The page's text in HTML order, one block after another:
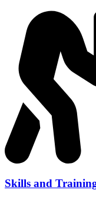
Skills and